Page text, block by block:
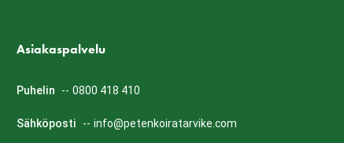
Asiakaspalvelu
Puhelin -- 0800 418 410
Sähköposti -- info@petenkoiratarvike.com